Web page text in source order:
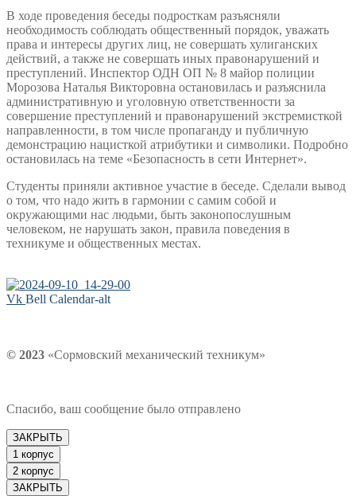
В ходе проведения беседы подросткам разъясняли
необходимость соблюдать общественный порядок, уважать
права и интересы других лиц, не совершать хулиганских
действий, а также не совершать иных правонарушений и
преступлений. Инспектор ОДН ОП № 8 майор полиции
Морозова Наталья Викторовна остановилась и разъяснила
административную и уголовную ответственности за
совершение преступлений и правонарушений экстремисткой
направленности, в том числе пропаганду и публичную
демонстрацию нацисткой атрибутики и символики. Подробно
остановилась на теме «Безопасность в сети Интернет».
Студенты приняли активное участие в беседе. Сделали вывод
о том, что надо жить в гармонии с самим собой и
окружающими нас людьми, быть законопослушным
человеком, не нарушать закон, правила поведения в
техникуме и общественных местах.
Vk Bell Calendar-alt
© 2023 «Сормовский механический техникум»
Спасибо, ваш сообщение было отправлено
ЗАКРЫТЬ
1 корпус
2 корпус
ЗАКРЫТЬ